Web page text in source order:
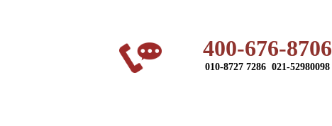
400-676-8706
010-8727 7286 021-52980098